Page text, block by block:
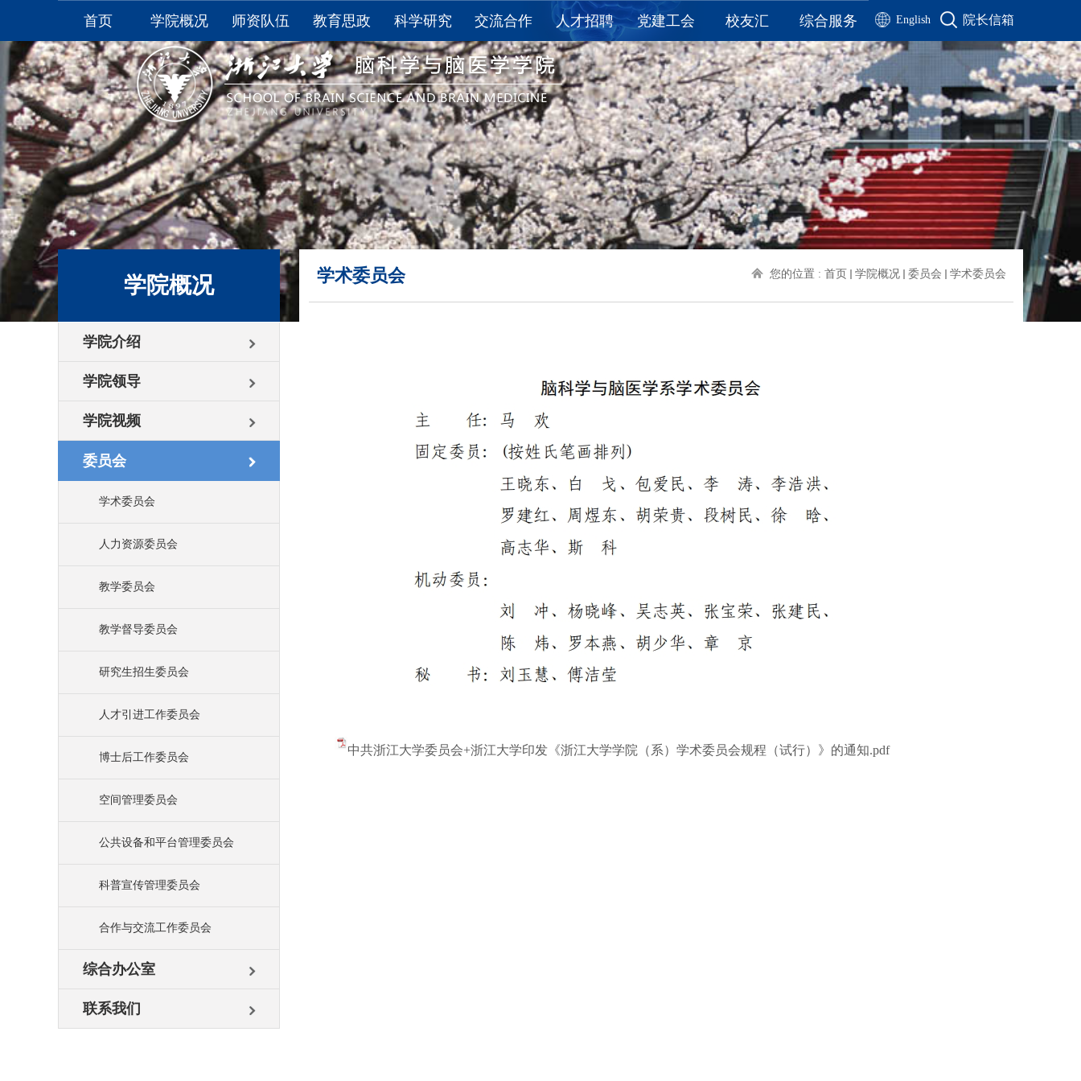
首页 学院概况
学院介绍
学院领导
学院视频
委员会
综合办公室
联系我们
师资队伍
全职教师
非全职教师
附属医院
教育思政
本科生教育
研究生教育
学生思政
学生活动
资料下载
大学生夏令营
科学研究
科研进展
科研获奖
重点实验室
学术报告
论文发表
资料下载
学术期刊
交流合作
国际交流
国内合作
人才招聘
求是讲席教授
求是特聘学者
长聘教授/长聘副教授
“百人计划”研究员
博士后
研究助理
其他
党建工会
党建
工会
校友汇
校友名录
校友风采
工作动态
历届毕业生合影
联系我们
历届校友毕业季视频
综合服务
通知公告
公示公告
院务公开
办公流程
资料下载
English 院长信箱
学院概况
学院介绍
学院领导
学院视频
委员会
学术委员会
人力资源委员会
教学委员会
教学督导委员会
研究生招生委员会
人才引进工作委员会
博士后工作委员会
空间管理委员会
公共设备和平台管理委员会
科普宣传管理委员会
合作与交流工作委员会
综合办公室
联系我们
学术委员会 您的位置 : 首页 学院概况 委员会 学术委员会
中共浙江大学委员会+浙江大学印发《浙江大学学院（系）学术委员会规程（试行）》的通知.pdf